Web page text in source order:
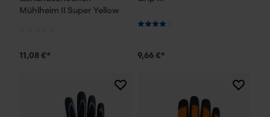
Mühlheim II Super Yellow
11,08 €* 9,66 €*